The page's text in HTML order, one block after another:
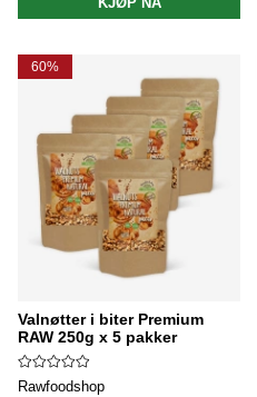
60%
Valnøtter i biter Premium
RAW 250g x 5 pakker
Rawfoodshop